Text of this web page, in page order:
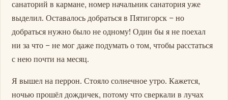
санаторий в кармане, номер начальник санатория уже
выделил. Оставалось добраться в Пятигорск – но
добраться нужно было не одному! Один бы я не поехал
ни за что – не мог даже подумать о том, чтобы расстаться
с нею почти на месяц.
Я вышел на перрон. Стояло солнечное утро. Кажется,
ночью прошёл дождичек, потому что сверкали в лучах